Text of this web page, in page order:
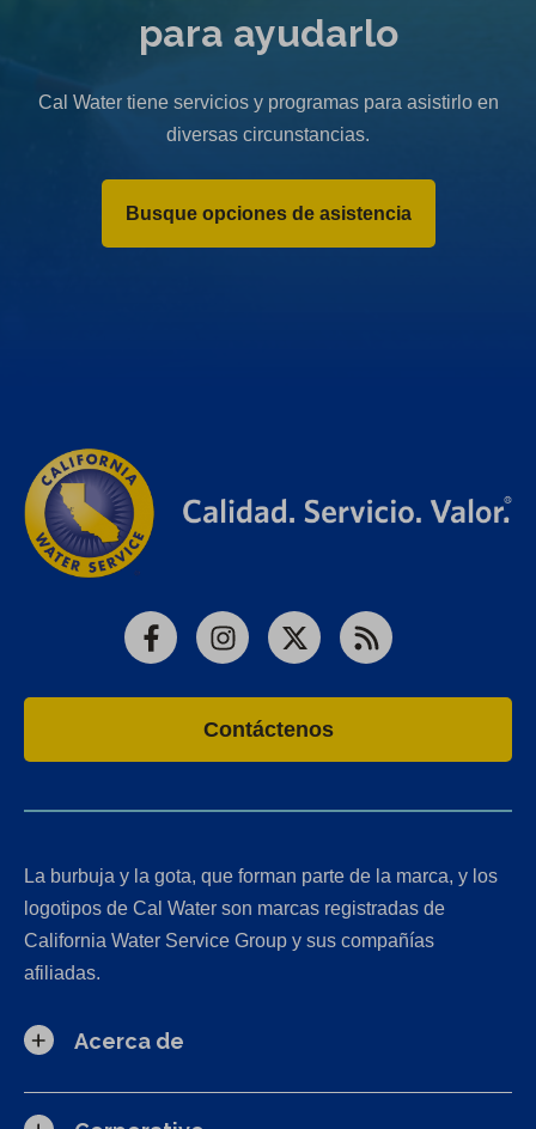
para ayudarlo
Cal Water tiene servicios y programas para asistirlo en
diversas circunstancias.
Busque opciones de asistencia
FacebookInstagram
X RSS
Contáctenos
La burbuja y la gota, que forman parte de la marca, y los
logotipos de Cal Water son marcas registradas de
California Water Service Group y sus compañías
afiliadas.
Acerca de